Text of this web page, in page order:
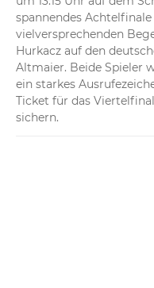
spannendes
vielversprechenden
Hurkacz auf den
Altmaier. Beide Spieler
ein starkes
Ticket für das
sichern.